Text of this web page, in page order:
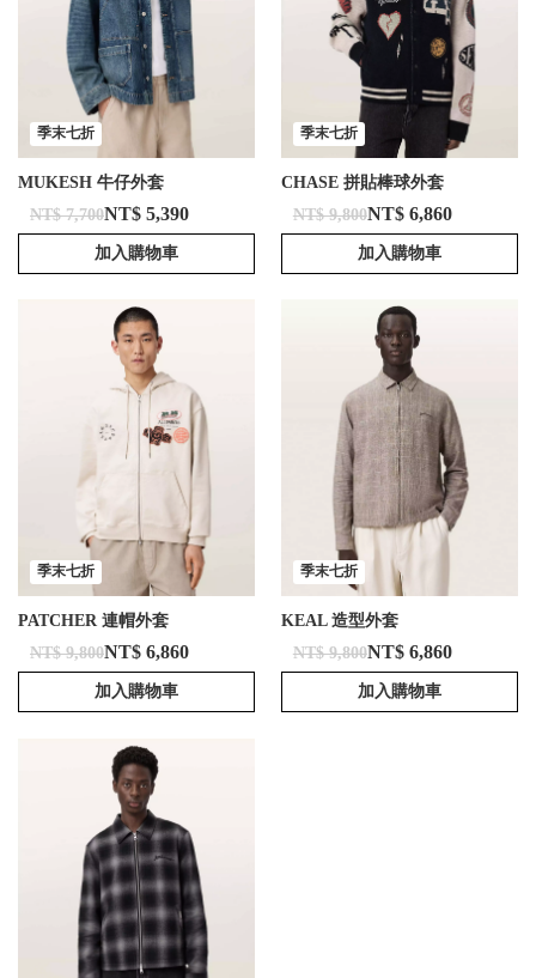
季末七折
MUKESH 牛仔外套
NT$ 7,700NT$ 5,390
加入購物車
季末七折
CHASE 拼貼棒球外套
NT$ 9,800NT$ 6,860
加入購物車
季末七折
PATCHER 連帽外套
NT$ 9,800NT$ 6,860
加入購物車
季末七折
KEAL 造型外套
NT$ 9,800NT$ 6,860
加入購物車